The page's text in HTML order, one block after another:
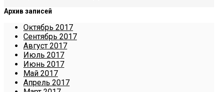
Архив записей
Октябрь 2017
Сентябрь 2017
Август 2017
Июль 2017
Июнь 2017
Май 2017
Апрель 2017